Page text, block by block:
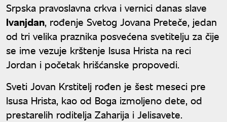
Srpska pravoslavna crkva i vernici danas slave
Ivanjdan, rođenje Svetog Jovana Preteče, jedan
od tri velika praznika posvećena svetitelju za čije
se ime vezuje krštenje Isusa Hrista na reci
Jordan i početak hrišćanske propovedi.
Sveti Jovan Krstitelj rođen je šest meseci pre
Isusa Hrista, kao od Boga izmoljeno dete, od
prestarelih roditelja Zaharija i Jelisavete.